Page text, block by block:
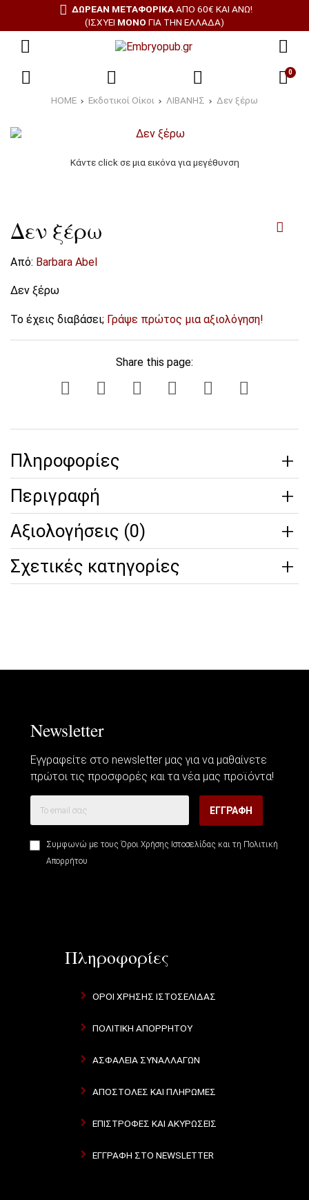
ΔΩΡΕΑΝ ΜΕΤΑΦΟΡΙΚΑΑΠΌ 60€ ΚΑΙ ΆΝΩ!
(ΙΣΧΎΕΙ ΜΌΝΟ ΓΙΑ ΤΗΝ ΕΛΛΆΔΑ)
0
HOME Εκδοτικοί Οίκοι ΛΙΒΑΝΗΣ Δεν ξέρω
Κάντε click σε μια εικόνα για μεγέθυνση
Δεν ξέρω
Από: Barbara Abel
Δεν ξέρω
Το έχεις διαβάσει; Γράψε πρώτος μια αξιολόγηση!
Share this page:
Πληροφορίες
Περιγραφή
Αξιολογήσεις (0)
Σχετικές κατηγορίες
Newsletter
Εγγραφείτε στο newsletter μας για να μαθαίνετε
πρώτοι τις προσφορές και τα νέα μας προϊόντα!
ΕΓΓΡΑΦΉ
Συμφωνώ με τους Όροι Χρήσης Ιστοσελίδας και τη Πολιτική
Απορρήτου
Πληροφορίες
ΌΡΟΙ ΧΡΉΣΗΣ ΙΣΤΟΣΕΛΊΔΑΣ
ΠΟΛΙΤΙΚΉ ΑΠΟΡΡΉΤΟΥ
ΑΣΦΆΛΕΙΑ ΣΥΝΑΛΛΑΓΏΝ
ΑΠΟΣΤΟΛΈΣ ΚΑΙ ΠΛΗΡΩΜΈΣ
ΕΠΙΣΤΡΟΦΈΣ ΚΑΙ ΑΚΥΡΏΣΕΙΣ
ΕΓΓΡΑΦΉ ΣΤΟ NEWSLETTER